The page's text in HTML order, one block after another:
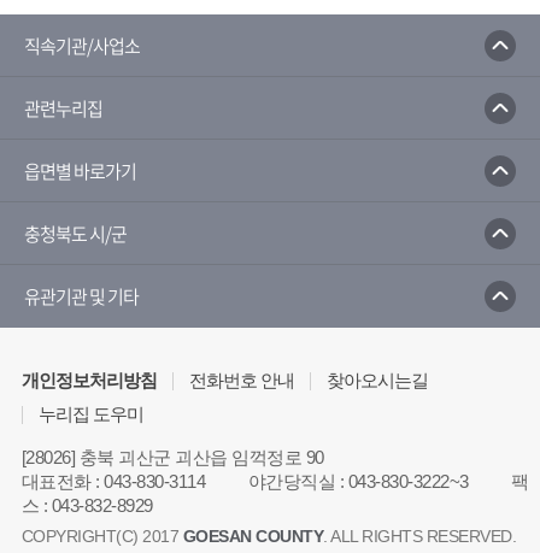
직속기관/사업소
관련누리집
읍면별 바로가기
충청북도 시/군
유관기관 및 기타
개인정보처리방침 전화번호 안내
찾아오시는길
누리집 도우미
[28026] 충북 괴산군 괴산읍 임꺽정로 90
대표전화:043-830-3114 야간당직실 : 043-830-3222~3
팩
스 : 043-832-8929
COPYRIGHT(C) 2017 GOESAN COUNTY. ALL RIGHTS RESERVED.